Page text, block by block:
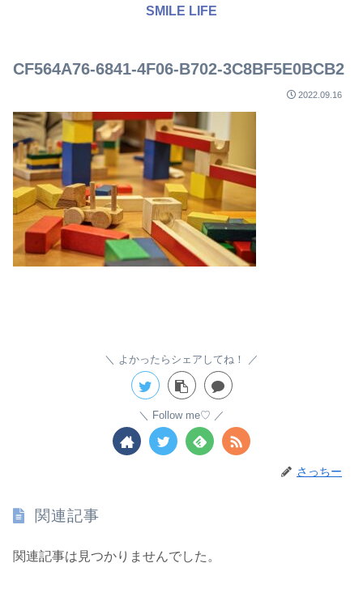
SMILE LIFE
CF564A76-6841-4F06-B702-3C8BF5E0BCB2
2022.09.16
よかったらシェアしてね！
Follow me♡
さっちー
関連記事
関連記事は見つかりませんでした。